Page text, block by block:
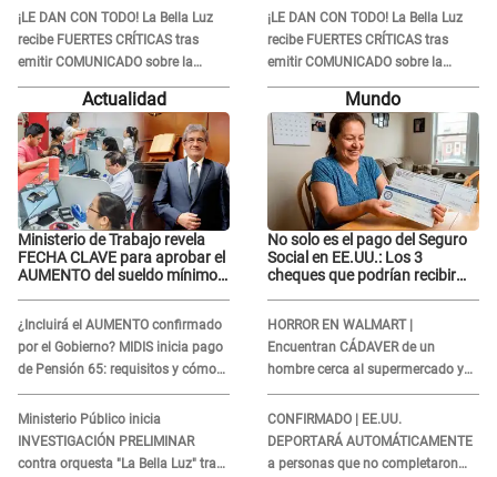
acusación de apañamiento..."
¡LE DAN CON TODO! La Bella Luz
recibe FUERTES CRÍTICAS tras
emitir COMUNICADO sobre la
denuncia de Naldy Saldaña y
SEPARAR a su director musical
acusación de apañamiento..."
¡LE DAN CON TODO! La Bella Luz
recibe FUERTES CRÍTICAS tras
emitir COMUNICADO sobre la
denuncia de Naldy Saldaña y
SEPARAR a su director musical
Actualidad
Ministerio de Trabajo revela
FECHA CLAVE para aprobar el
AUMENTO del sueldo mínimo:
¿Incluirá el AUMENTO confirmado
por el Gobierno? MIDIS inicia pago
de Pensión 65: requisitos y cómo
obtener el beneficio economico
Ministerio Público inicia
INVESTIGACIÓN PRELIMINAR
contra orquesta "La Bella Luz" tras
Mundo
No solo es el pago del Seguro
Social en EE.UU.: Los 3
cheques que podrían recibir
HORROR EN WALMART |
Encuentran CÁDAVER de un
hombre cerca al supermercado y
esto reveló la autopsia que le
realizaron
CONFIRMADO | EE.UU.
DEPORTARÁ AUTOMÁTICAMENTE
a personas que no completaron